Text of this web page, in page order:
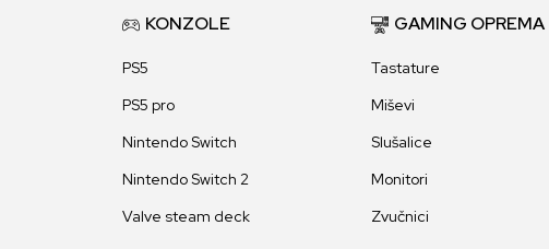
KONZOLE
PS5
PS5 pro
Nintendo Switch
Nintendo Switch 2
Valve steam deck
GAMING OPREMA
Tastature
Miševi
Slušalice
Monitori
Zvučnici